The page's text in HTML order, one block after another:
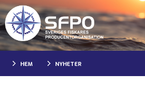
HEM NYHETER